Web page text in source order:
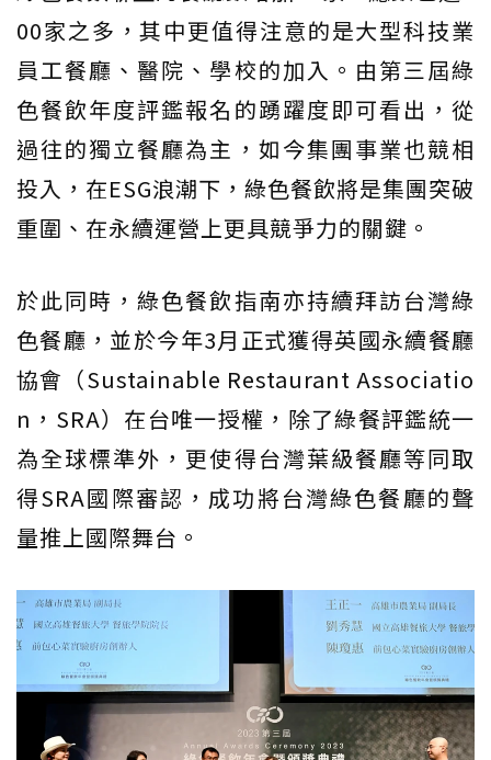
00家之多，其中更值得注意的是大型科技業
員工餐廳、醫院、學校的加入。由第三屆綠
色餐飲年度評鑑報名的踴躍度即可看出，從
過往的獨立餐廳為主，如今集團事業也競相
投入，在ESG浪潮下，綠色餐飲將是集團突破
重圍、在永續運營上更具競爭力的關鍵。
於此同時，綠色餐飲指南亦持續拜訪台灣綠
色餐廳，並於今年3月正式獲得英國永續餐廳
協會（Sustainable Restaurant Associatio
n，SRA）在台唯一授權，除了綠餐評鑑統一
為全球標準外，更使得台灣葉級餐廳等同取
得SRA國際審認，成功將台灣綠色餐廳的聲
量推上國際舞台。